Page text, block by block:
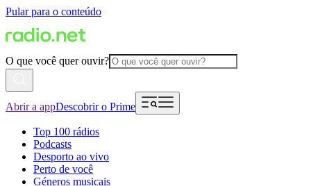
Pular para o conteúdo
O que você quer ouvir?
Abrir a appDescobrir o Prime
Top 100 rádios
Podcasts
Desporto ao vivo
Perto de você
Géneros musicais